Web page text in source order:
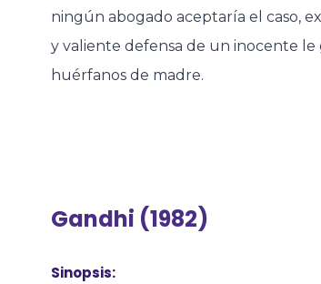
ningún abogado aceptaría el caso,
y valiente defensa de un inocente le
huérfanos de madre.
Gandhi (1982)
Sinopsis: